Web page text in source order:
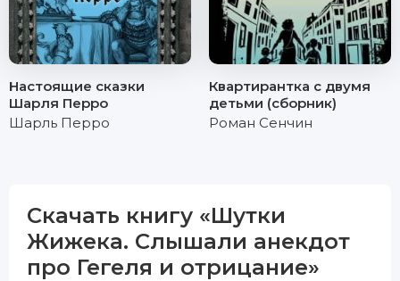
Настоящие сказки
Шарля Перро
Шарль Перро
Квартирантка с двумя
детьми (сборник)
Роман Сенчин
Скачать книгу «Шутки
Жижека. Слышали анекдот
про Гегеля и отрицание»